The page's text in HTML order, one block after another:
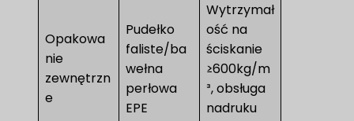
Opakowa
nie
zewnętrzn
e
Pudełko
faliste/ba
wełna
perłowa
EPE
Wytrzymał
ość na
ściskanie
≥600kg/m
³, obsługa
nadruku